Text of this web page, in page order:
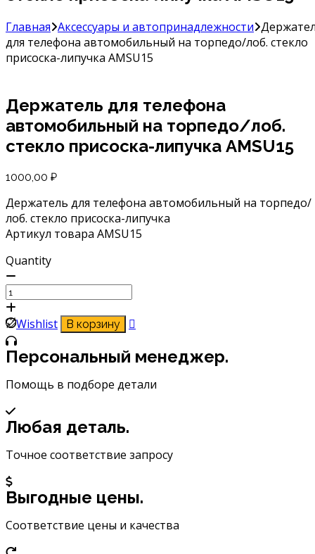
Главная Аксессуары и автопринадлежности
для телефона автомобильный на торпедо/лоб. стекло
присоска-липучка AMSU15
Держатель для телефона
автомобильный на торпедо/лоб.
стекло присоска-липучка AMSU15
1000,00 ₽
Держатель для телефона автомобильный на торпедо/
лоб. стекло присоска-липучка
Артикул товара AMSU15
Quantity
Количество
товара
Держатель
для
телефона
автомобильный
на
лоб.
стекло
липучка
AMSU15
Wishlist В корзину
Персональный менеджер.
Помощь в подборе детали
Любая деталь.
Точное соответствие запросу
Выгодные цены.
Соответствие цены и качества